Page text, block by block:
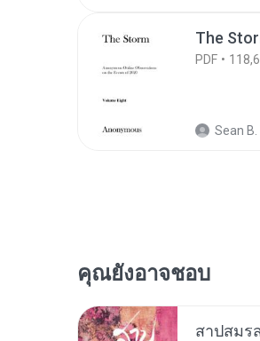
The
PDF
Sean B.
คุณยังอาจชอบ
สาปสมร